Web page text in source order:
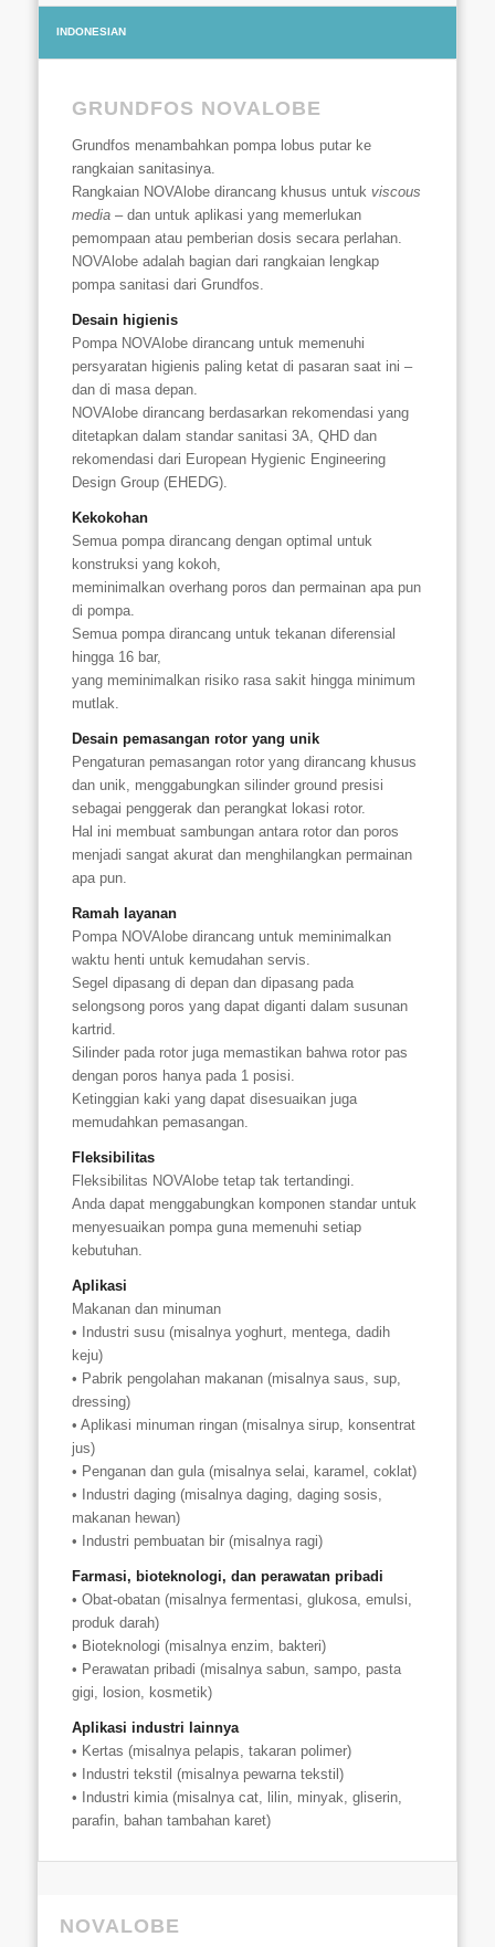
INDONESIAN
GRUNDFOS NOVALOBE
Grundfos menambahkan pompa lobus putar ke
rangkaian sanitasinya.
Rangkaian NOVAlobe dirancang khusus untuk viscous
media– dan untuk aplikasi yang memerlukan
pemompaan atau pemberian dosis secara perlahan.
NOVAlobe adalah bagian dari rangkaian lengkap
pompa sanitasi dari Grundfos.
Desain higienis
Pompa NOVAlobe dirancang untuk memenuhi
persyaratan higienis paling ketat di pasaran saat ini –
dan di masa depan.
NOVAlobe dirancang berdasarkan rekomendasi yang
ditetapkan dalam standar sanitasi 3A, QHD dan
rekomendasi dari European Hygienic Engineering
Design Group (EHEDG).
Kekokohan
Semua pompa dirancang dengan optimal untuk
konstruksi yang kokoh,
meminimalkan overhang poros dan permainan apa pun
di pompa.
Semua pompa dirancang untuk tekanan diferensial
hingga 16 bar,
yang meminimalkan risiko rasa sakit hingga minimum
mutlak.
Desain pemasangan rotor yang unik
Pengaturan pemasangan rotor yang dirancang khusus
dan unik, menggabungkan silinder ground presisi
sebagai penggerak dan perangkat lokasi rotor.
Hal ini membuat sambungan antara rotor dan poros
menjadi sangat akurat dan menghilangkan permainan
apa pun.
Ramah layanan
Pompa NOVAlobe dirancang untuk meminimalkan
waktu henti untuk kemudahan servis.
Segel dipasang di depan dan dipasang pada
selongsong poros yang dapat diganti dalam susunan
kartrid.
Silinder pada rotor juga memastikan bahwa rotor pas
dengan poros hanya pada 1 posisi.
Ketinggian kaki yang dapat disesuaikan juga
memudahkan pemasangan.
Fleksibilitas
Fleksibilitas NOVAlobe tetap tak tertandingi.
Anda dapat menggabungkan komponen standar untuk
menyesuaikan pompa guna memenuhi setiap
kebutuhan.
Aplikasi
Makanan dan minuman
• Industri susu (misalnya yoghurt, mentega, dadih
keju)
• Pabrik pengolahan makanan (misalnya saus, sup,
dressing)
• Aplikasi minuman ringan (misalnya sirup, konsentrat
jus)
• Penganan dan gula (misalnya selai, karamel, coklat)
• Industri daging (misalnya daging, daging sosis,
makanan hewan)
• Industri pembuatan bir (misalnya ragi)
Farmasi, bioteknologi, dan perawatan pribadi
• Obat-obatan (misalnya fermentasi, glukosa, emulsi,
produk darah)
• Bioteknologi (misalnya enzim, bakteri)
• Perawatan pribadi (misalnya sabun, sampo, pasta
gigi, losion, kosmetik)
Aplikasi industri lainnya
• Kertas (misalnya pelapis, takaran polimer)
• Industri tekstil (misalnya pewarna tekstil)
• Industri kimia (misalnya cat, lilin, minyak, gliserin,
parafin, bahan tambahan karet)
NOVALOBE